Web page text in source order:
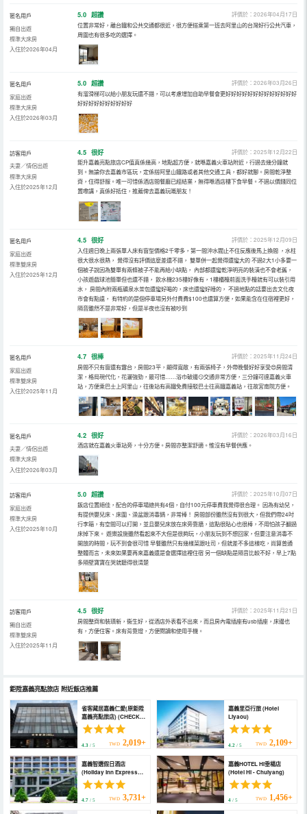
匿名用戶
獨自出遊
標準大床房
入住於2026年04月
5.0 超讚
評價於：2026年04月17日
位置非常好，離台鐵和公共交通都很近，很方便搭乘第一班去阿里山的台灣好行公共汽車，
周圍也有很多吃的選擇。
匿名用戶
家庭出遊
標準大床房
入住於2026年03月
5.0 超讚
評價於：2026年03月26日
有溜滑梯可以給小朋友玩還不錯，可以考慮增加自助早餐會更好好好好好好好好好好好好好
好好好好好好好好好好
訪客用戶
夫妻／情侶出遊
標準大床房
入住於2025年12月
4.5 很好
評價於：2025年12月22日
鉅升嘉義亮點旅店CP值真係幾高，地點超方便，就喺嘉義火車站附近，行過去幾分鐘就
到。無論你去嘉義市區玩，定係搭阿里山鐵路或者其他交通工具，都好就腳。房間乾淨整
齊，住得舒服。唯一可惜係酒店間餐廳已經結業，無得喺酒店樓下食早餐。不過以價錢同位
置嚟講，真係好抵住，推薦俾去嘉義玩嘅朋友！
匿名用戶
家庭出遊
標準雙床房
入住於2025年12月
4.5 很好
評價於：2025年12月09日
入住週日晚上兩張單人床有窗型價格2千零多，第一間沖水閥止不住反應後馬上換間 ，水柱
很大很水很熱， 覺得沒有評價這麼差還不錯， 雙單併一起覺得還蠻大的 不過2大1小多要一
個被子說因為雙單有兩條被子不能再給小缺點， 內部都還蠻乾淨明亮的裝潢也不會老舊，
小孩遊戲球池簡單但也還不錯， 飲水機235樓好像有，1樓櫃檯前面洗手檯就有可以裝引用
水， 房間內附兩瓶礦泉水茶包還蠻好喝的，床也還蠻好睡的， 不過地點的話要出去文化夜
市會有點遠， 有特約的是個停車場另外付費費$100也還算方便，如果能含在住宿裡更好，
隔音雖然不是非常好，但是半夜也沒有被吵到
匿名用戶
家庭出遊
標準雙床房
入住於2025年11月
4.7 很棒
評價於：2025年11月24日
房間不只有窗還有露台，房間23平，顯得寬敞，有兩張椅子，外帶晚餐好好享受😍房間清
潔，格局現代化，花灑強勁，最可惜……浴巾破邊😏交通非常方便，三分鐘可達嘉義火車
站，方便乘巴士上阿里山，往後站有高鐵免費接駁巴士往高鐵嘉義站，往故宮南院方便。
匿名用戶
夫妻／情侶出遊
標準大床房
入住於2026年03月
4.2 很好
評價於：2026年03月16日
酒店就在嘉義火車站旁，十分方便。房間亦整潔舒適。惟沒有早餐供應。
訪客用戶
家庭出遊
標準大床房
入住於2025年10月
5.0 超讚
評價於：2025年10月07日
飯店位置絕佳，配合的停車場總共有4個，自付100元停車費我覺得很合理。 因為有幼兒，
有提供嬰兒床、床圍、澡盆跟消毒鍋，非常棒！ 房間部份雖然沒有到很大，但我們帶24吋
行李箱，有空間可以打開，並且嬰兒床放在床旁靠牆，這點很貼心也很棒，不用怕孩子翻過
床掉下來。 遊樂設施雖然看起來不大但是很夠玩，小朋友玩到不想回家，但要注意消毒不
開放的時間，玩不到會很可惜 早餐雖然只有幾樣菜跟吐司，但就差不多這樣吃，尚算普通
整體而言，未來如果要再來嘉義還是會選擇這裡住宿 另一個缺點是隔音比較不好，早上7點
多隔壁寶寶在哭就聽得很清楚
訪客用戶
獨自出遊
標準雙床房
入住於2025年11月
4.5 很好
評價於：2025年11月21日
房間整齊和裝璜新，衞生好，從酒店外表看不出來，而且房內電插座有usb插座，床邊也
有，方便住客。床有背靠燈，方便閱讀和使用手機。
鉅陞嘉義亮點旅店附近飯店推薦
雀客藏居嘉義仁愛(原鉅陞
嘉義亮點旅店) (CHECK
inn SELECT Chiayi
RenAi)
4.3 / 5 TWD 2,019+
嘉義里亞行旅 (Hotel
Liyaou)
4.2/ 5 TWD 2,109+
嘉義智選假日酒店
(Holiday Inn Express
CHIAYI by IHG)
4.7 / 5 TWD 3,731+
嘉義HOTEL HI垂楊店
(Hotel Hi - Chuiyang)
4/ 5 TWD 1,456+